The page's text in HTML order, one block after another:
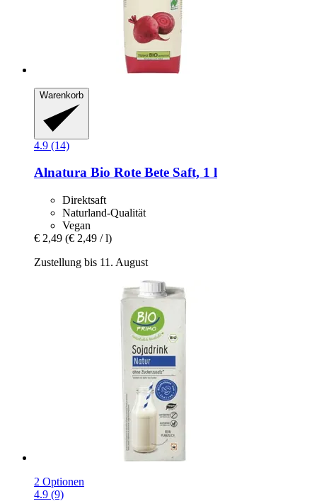
Warenkorb
4.9 (14)
Alnatura Bio Rote Bete Saft, 1 l
Direktsaft
Naturland-Qualität
Vegan
€ 2,49 (€ 2,49 / l)
Zustellung bis 11. August
2 Optionen
4.9 (9)